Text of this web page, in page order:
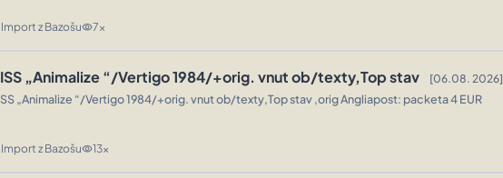
Import z Bazošuvisibility7x
„Animalize “/Vertigo 1984/+orig. vnut ob/texty,Top stav [06.08. 2026]
„Animalize “/Vertigo 1984/+orig. vnut ob/texty,Top stav ,orig Angliapost: packeta 4 EUR
Import z Bazošuvisibility13x